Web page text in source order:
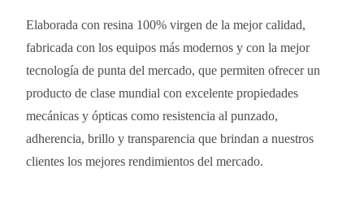
Elaborada con resina 100% virgen de la mejor calidad,
fabricada con los equipos más modernos y con la mejor
tecnología de punta del mercado, que permiten ofrecer un
producto de clase mundial con excelente propiedades
mecánicas y ópticas como resistencia al punzado,
adherencia, brillo y transparencia que brindan a nuestros
clientes los mejores rendimientos del mercado.